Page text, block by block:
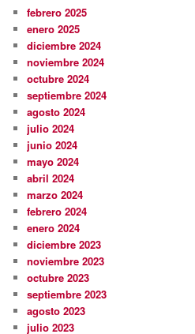
febrero 2025
enero 2025
diciembre 2024
noviembre 2024
octubre 2024
septiembre 2024
agosto 2024
julio 2024
junio 2024
mayo 2024
abril 2024
marzo 2024
febrero 2024
enero 2024
diciembre 2023
noviembre 2023
octubre 2023
septiembre 2023
agosto 2023
julio 2023